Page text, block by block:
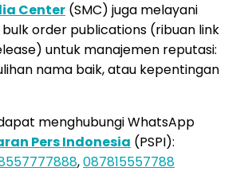
Center (SMC) juga melayani
order publications (ribuan link
untuk manajemen reputasi:
nama baik, atau kepentingan
menghubungi WhatsApp
Pers Indonesia (PSPI):
,087815557788